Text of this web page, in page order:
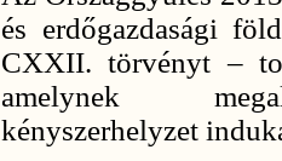
és erdőgazdasági
CXXII. törvényt –
amelynek
kényszerhelyzet